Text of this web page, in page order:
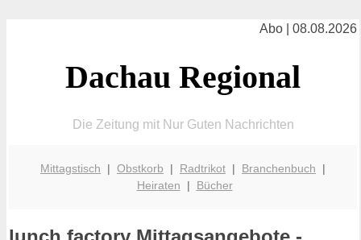
Abo | 08.08.2026
Dachau Regional
Die Zeitung mit Nur Guten Nachrichten
Mittagstisch | Obstkorb | Radtrikot | Branchenbuch |
Heiraten | Bücher